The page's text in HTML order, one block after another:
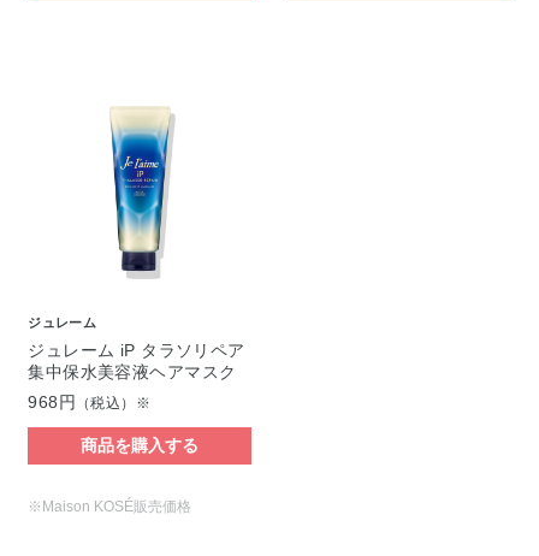
ジュレーム
ジュレーム iP タラソリペア
集中保水美容液ヘアマスク
968円
（税込）※
商品を購入する
※Maison KOSÉ販売価格